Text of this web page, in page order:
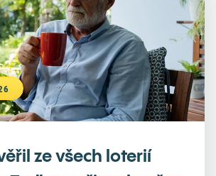
ze všech loterií